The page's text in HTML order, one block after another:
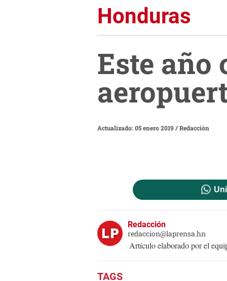
Honduras
Este año
Actualizado: 05 enero 2019/Redacción
Redacción
redaccion@laprensa.hn
Artículo elaborado por el